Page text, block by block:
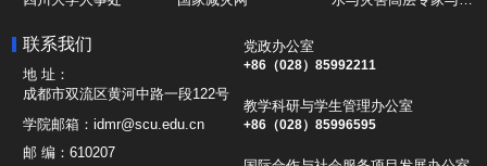
地震与火山研究室
联系我们
地 址：
成都市双流区黄河中路一段122号
学院邮箱：idmr@scu.edu.cn
邮 编：610207
党政办公室
+86（028）85992211
教学科研与学生管理办公室
+86（028）85996595